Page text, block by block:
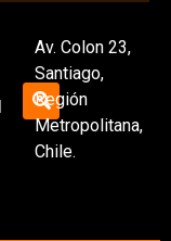
Av. Colon 23,
Santiago,
Región
Metropolitana,
Chile.